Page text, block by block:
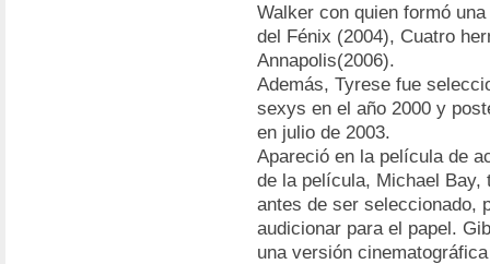
Walker con quien formó
del Fénix (2004), Cuatro
Annapolis(2006).
Además, Tyrese fue
sexys en el año 2000 y
en julio de 2003.
Apareció en la película de
de la película, Michael Bay,
antes de ser seleccionado,
audicionar para el papel.
una versión